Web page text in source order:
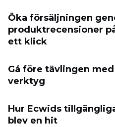
Öka försäljningen
produktrecensioner
ett klick
Gå före tävlingen
verktyg
Hur Ecwids
blev en hit